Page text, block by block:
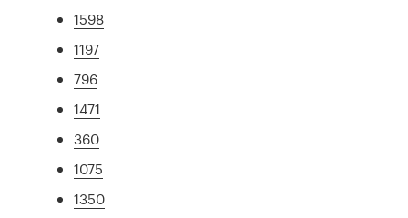
1598
1197
796
1471
360
1075
1350